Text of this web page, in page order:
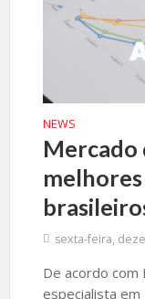
NEWS
Mercado
sexta-feira,
De acordo com
especialista